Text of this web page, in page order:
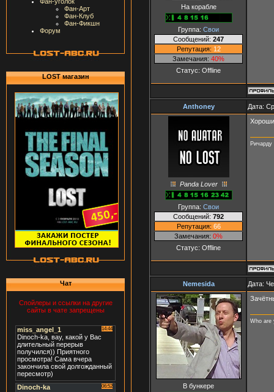
Фан-Арт
Фан-Клуб
Фан-Фикшн
Форум
LOST магазин
Чат
Спойлеры и ссылки на другие
сайты в чате запрещены
На корабле
Группа: Свои
Сообщений: 247
Репутация: 12
Замечания: 40%
Статус: Offline
Anthoney Дата:
Panda Lover
Группа: Свои
Сообщений: 792
Репутация: 66
Замечания: 0%
Статус: Offline
Ричарду
Nemesida Дата:
В бункере
Who are